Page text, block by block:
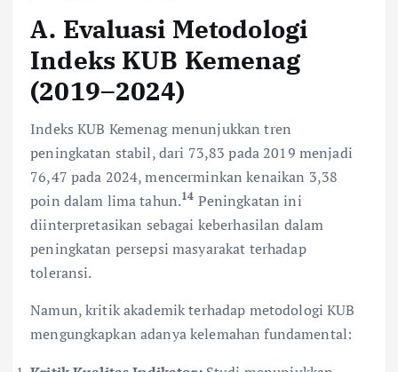
A. Evaluasi Metodologi
Indeks KUB Kemenag
(2019–2024)
Indeks KUB Kemenag menunjukkan tren
peningkatan stabil, dari 73,83 pada 2019 menjadi
76,47 pada 2024, mencerminkan kenaikan 3,38
poin dalam lima tahun.14 Peningkatan ini
diinterpretasikan sebagai keberhasilan dalam
peningkatan persepsi masyarakat terhadap
toleransi.
Namun, kritik akademik terhadap metodologi KUB
mengungkapkan adanya kelemahan fundamental: